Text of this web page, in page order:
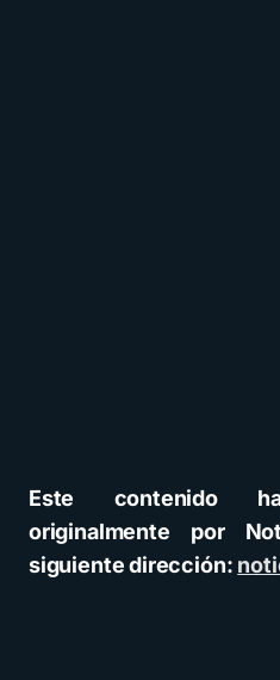
Este contenido
originalmente por
siguiente dirección: